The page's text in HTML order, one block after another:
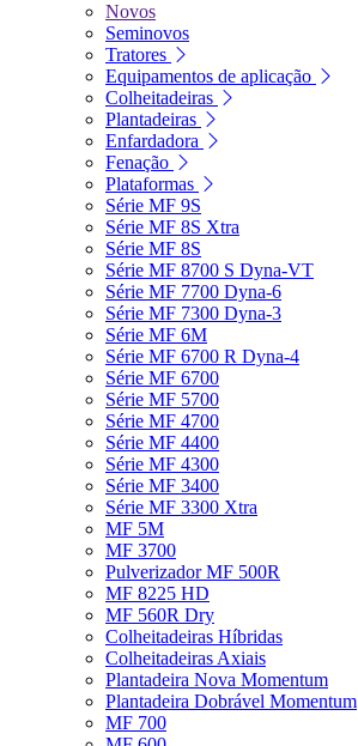
Novos
Seminovos
Tratores
Equipamentos de aplicação
Colheitadeiras
Plantadeiras
Enfardadora
Fenação
Plataformas
Série MF 9S
Série MF 8S Xtra
Série MF 8S
Série MF 8700 S Dyna-VT
Série MF 7700 Dyna-6
Série MF 7300 Dyna-3
Série MF 6M
Série MF 6700 R Dyna-4
Série MF 6700
Série MF 5700
Série MF 4700
Série MF 4400
Série MF 4300
Série MF 3400
Série MF 3300 Xtra
MF 5M
MF 3700
Pulverizador MF 500R
MF 8225 HD
MF 560R Dry
Colheitadeiras Híbridas
Colheitadeiras Axiais
Plantadeira Nova Momentum
Plantadeira Dobrável Momentum
MF 700